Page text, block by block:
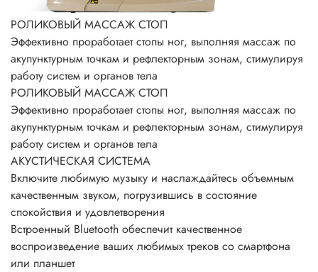
РОЛИКОВЫЙ МАССАЖ СТОП
Эффективно проработает стопы ног, выполняя массаж по
акупунктурным точкам и рефлекторным зонам, стимулируя
работу систем и органов тела
РОЛИКОВЫЙ МАССАЖ СТОП
Эффективно проработает стопы ног, выполняя массаж по
акупунктурным точкам и рефлекторным зонам, стимулируя
работу систем и органов тела
АКУСТИЧЕСКАЯ СИСТЕМА
Включите любимую музыку и наслаждайтесь объемным
качественным звуком, погрузившись в состояние
спокойствия и удовлетворения
Встроенный Bluetooth обеспечит качественное
воспроизведение ваших любимых треков со смартфона
или планшет